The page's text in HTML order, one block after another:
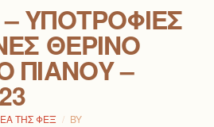
ΥΠΟΤΡΟΦΊΕΣ
ΘΕΡΙΝΌ
ΠΙΆΝΟΥ –
ΤΗΣ ΦΕΞ BY